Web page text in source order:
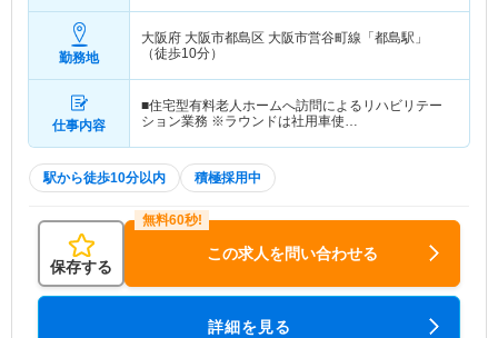
勤務地
大阪府 大阪市都島区 大阪市営谷町線「都島駅」
（徒歩10分）
仕事内容
■住宅型有料老人ホームへ訪問によるリハビリテー
ション業務 ※ラウンドは社用車使…
駅から徒歩10分以内 積極採用中
保存する
この求人を問い合わせる
詳細を見る